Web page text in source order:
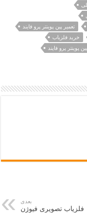
تعمیر پین پوینتر پرو فایند
خرید فلزیاب
پوینتر پرو فایند
بعدی
فلزیاب تصویری فیوژن